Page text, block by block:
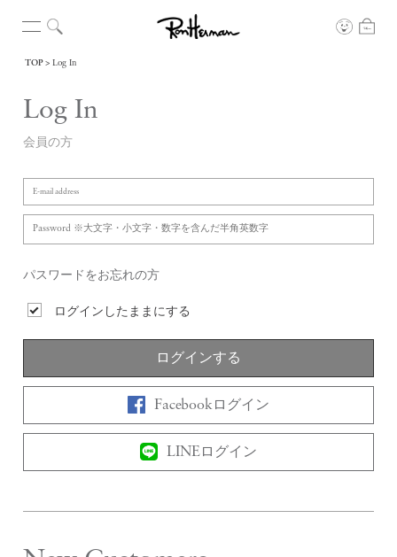
TOP Log In
Log In
会員の方
パスワードをお忘れの方
ログインしたままにする
ログインする
Facebookログイン
LINEログイン